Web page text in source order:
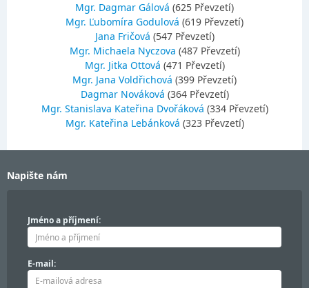
Mgr. Dagmar Gálová (625 Převzetí)
Mgr. Ľubomíra Godulová (619 Převzetí)
Jana Fričová (547 Převzetí)
Mgr. Michaela Nyczova (487 Převzetí)
Mgr. Jitka Ottová (471 Převzetí)
Mgr. Jana Voldřichová (399 Převzetí)
Dagmar Nováková (364 Převzetí)
Mgr. Stanislava Kateřina Dvořáková (334 Převzetí)
Mgr. Kateřina Lebánková (323 Převzetí)
Napište nám
Jméno a příjmení:
E-mail: